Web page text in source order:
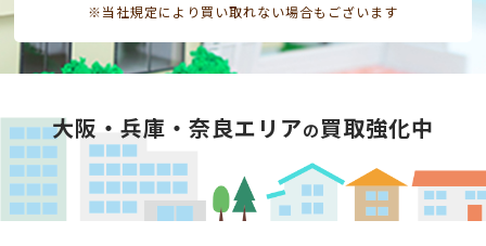
※当社規定により買い取れない場合もございます
大阪・兵庫・奈良エリアの買取強化中